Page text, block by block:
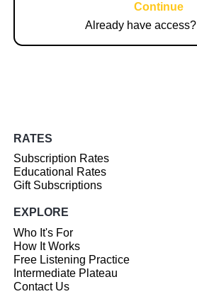
Continue
Already have access?
RATES
Subscription Rates
Educational Rates
Gift Subscriptions
EXPLORE
Who It's For
How It Works
Free Listening Practice
Intermediate Plateau
Contact Us